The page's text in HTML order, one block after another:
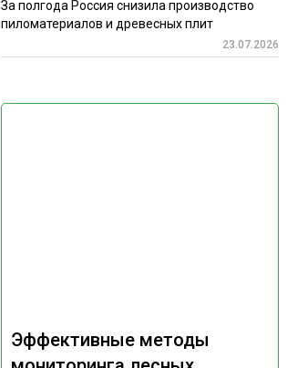
Эффективные методы
За полгода Россия снизила производство
пиломатериалов и древесных плит
23.07.2026